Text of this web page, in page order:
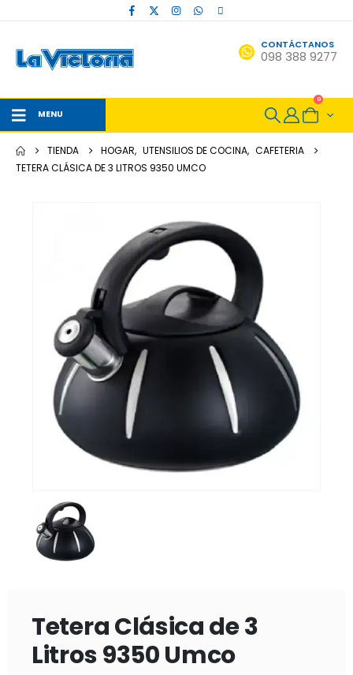
CONTÁCTANOS
098 388 9277
MENU
0
TIENDA HOGAR, UTENSILIOS DE COCINA, CAFETERIA
TETERA CLÁSICA DE 3 LITROS 9350 UMCO
Tetera Clásica de 3
Litros 9350 Umco